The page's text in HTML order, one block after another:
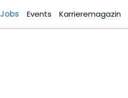
Jobs Events Karrieremagazin